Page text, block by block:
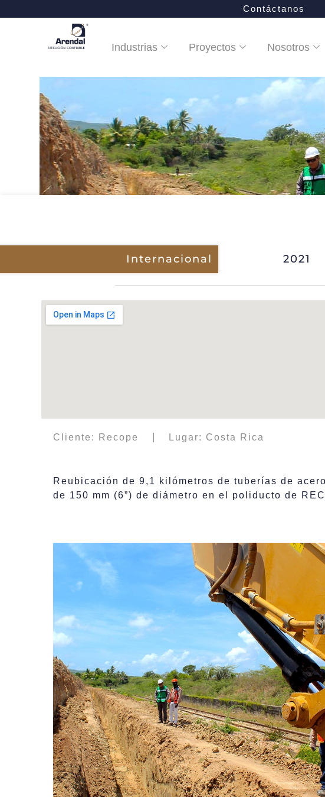
Contáctanos
Industrias Proyectos Nosotros
Internacional 2021
Cliente: Recope Lugar: Costa Rica
Reubicación de 9,1 kilómetros de tuberías de
de 150 mm (6”) de diámetro en el poliducto de